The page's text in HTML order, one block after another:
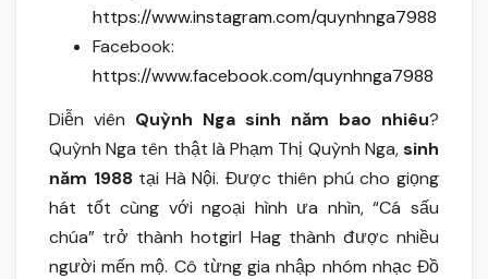
https://www.instagram.com/quynhnga7988
Facebook:
https://www.facebook.com/quynhnga7988
Diễn viên Quỳnh Nga sinh năm bao nhiêu?
Quỳnh Nga tên thật là Phạm Thị Quỳnh Nga,sinh
năm 1988tại Hà Nội. Được thiên phú cho giọng
hát tốt cùng với ngoại hình ưa nhìn, “Cá sấu
chúa” trở thành hotgirl Hag thành được nhiều
người mến mộ. Cô từng gia nhập nhóm nhạc Đồ